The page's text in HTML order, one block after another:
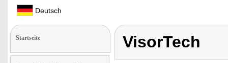
Deutsch
Startseite VisorTech